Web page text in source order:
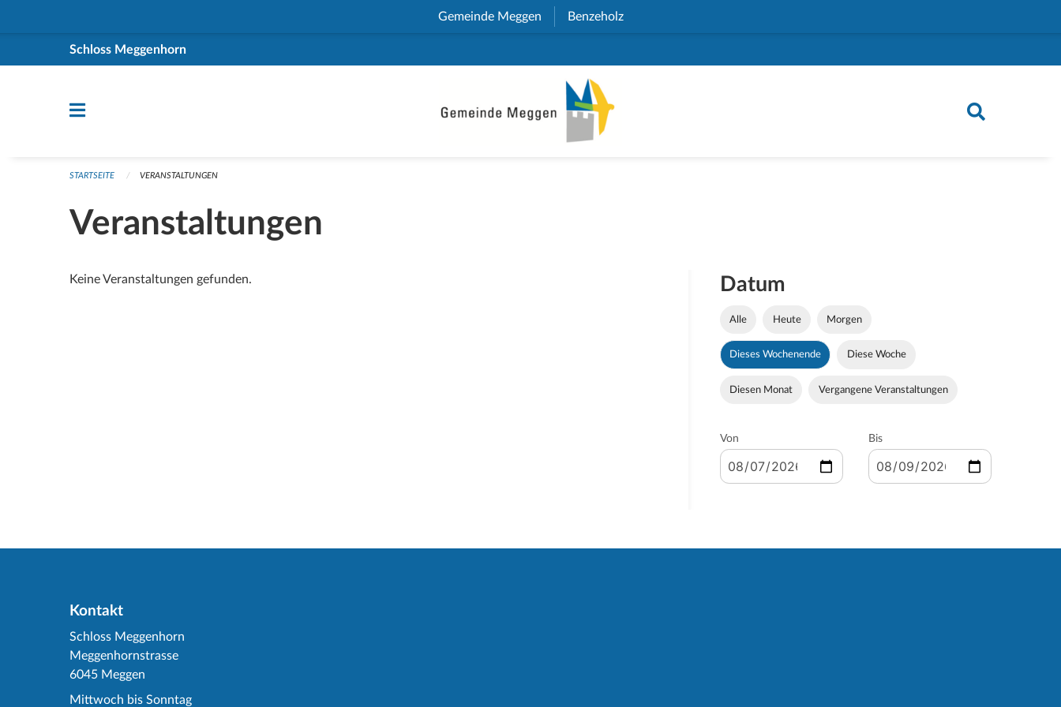
Gemeinde Meggen (External Link)
Benzeholz(External Link)
Schloss Meggenhorn
STARTSEITE VERANSTALTUNGEN
Veranstaltungen
Keine Veranstaltungen gefunden. Datum
Alle Heute Morgen
Dieses Wochenende Diese Woche
Diesen Monat Vergangene Veranstaltungen
Von Bis
Kontakt
Schloss Meggenhorn
Meggenhornstrasse
6045 Meggen
Mittwoch bis Sonntag